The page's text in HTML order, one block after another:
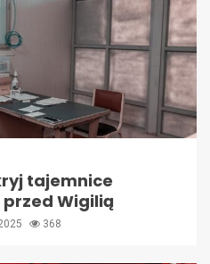
tajemnice
Wigilią
368